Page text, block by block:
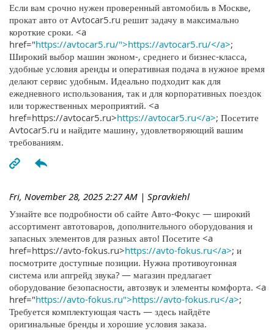
Если вам срочно нужен проверенный автомобиль в Москве,
прокат авто от Avtocar5.ru решит задачу в максимально
короткие сроки. <a
href="https://avtocar5.ru/">https://avtocar5.ru/</a>;
Широкий выбор машин эконом-, среднего и бизнес-класса,
удобные условия аренды и оперативная подача в нужное время
делают сервис удобным. Идеально подходит как для
ежедневного использования, так и для корпоративных поездок
или торжественных мероприятий. <a
href=https://avtocar5.ru>https://avtocar5.ru</a>; Посетите
Avtocar5.ru и найдите машину, удовлетворяющий вашим
требованиям.
Fri, November 28, 2025 2:27 AM | Spravkiehl
Узнайте все подробности об сайте Авто-Фокус — широкий
ассортимент автотоваров, дополнительного оборудования и
запасных элементов для разных авто! Посетите <a
href=https://avto-fokus.ru>https://avto-fokus.ru</a>; и
посмотрите доступные позиции. Нужна противоугонная
система или апгрейд звука? — магазин предлагает
оборудование безопасности, автозвук и элементы комфорта. <a
href="https://avto-fokus.ru">https://avto-fokus.ru</a>;
Требуется комплектующая часть — здесь найдёте
оригинальные бренды и хорошие условия заказа.